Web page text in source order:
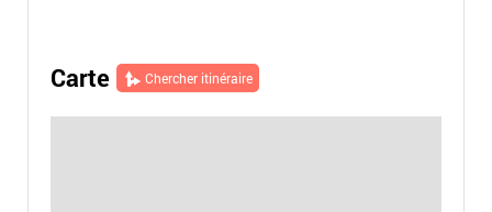
Carte Chercher itinéraire